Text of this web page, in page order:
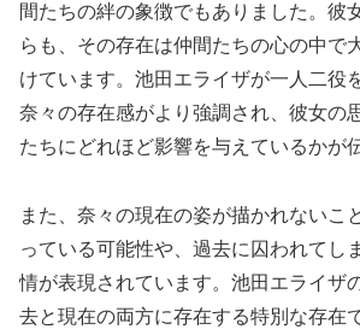
間たちの絆の象徴でもありました。彼
らも、その存在は仲間たちの心の中で
けています。池田エライザが一人二役
奈々の存在感がより強調され、彼女の
たちにどれほど影響を与えているかが
また、奈々の現在の姿が描かれないこ
っている可能性や、過去に囚われてし
情が表現されています。池田エライザ
去と現在の両方に存在する特別な存在